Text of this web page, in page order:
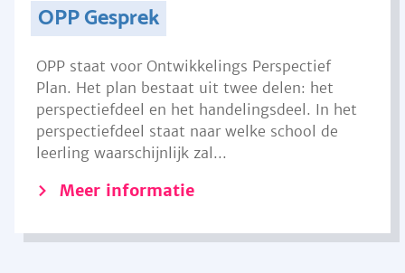
OPP Gesprek
OPP staat voor Ontwikkelings Perspectief
Plan. Het plan bestaat uit twee delen: het
perspectiefdeel en het handelingsdeel. In het
perspectiefdeel staat naar welke school de
leerling waarschijnlijk zal...
Meer informatie